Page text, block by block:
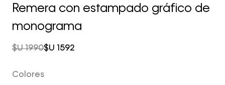
Remera con estampado gráfico de
monograma
$U 1592
$U 1990
Colores